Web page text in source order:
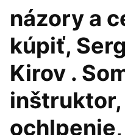
názory a
kúpiť,
Kirov .